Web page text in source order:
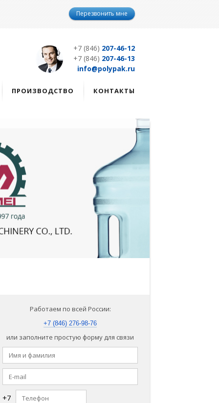
Перезвонить мне
+7 (846) 207-46-12
+7 (846) 207-46-13
info@polypak.ru
ПРОИЗВОДСТВО КОНТАКТЫ
Работаем по всей России:
+7 (846) 276-98-76
или заполните простую форму для связи
+7